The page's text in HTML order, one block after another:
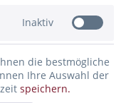
mehr
mehr
Inaktiv
die bestmögliche
Ihre Auswahl der
speichern.